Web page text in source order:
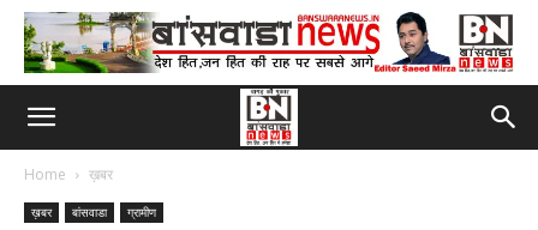
Home ख़बर
ख़बर बांसवाडा ग्रामीण